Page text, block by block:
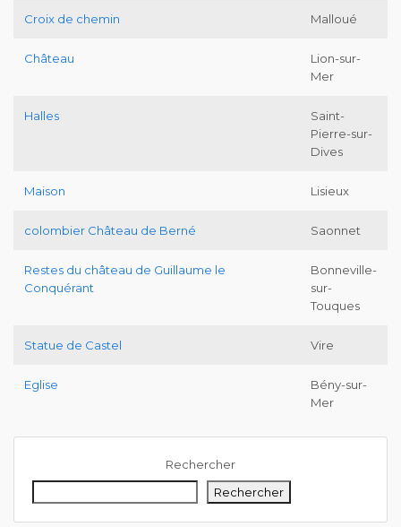
Croix de chemin Malloué
Château
Lion-sur-
Mer
Halles
Saint-
Pierre-sur-
Dives
Maison Lisieux
colombier Château de Berné Saonnet
Restes du château de Guillaume le
Conquérant
Bonneville-
sur-
Touques
Statue de Castel Vire
Eglise
Bény-sur-
Mer
Rechercher
Rechercher